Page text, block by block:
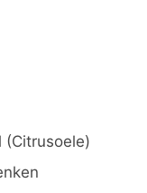
(Citrusoele)